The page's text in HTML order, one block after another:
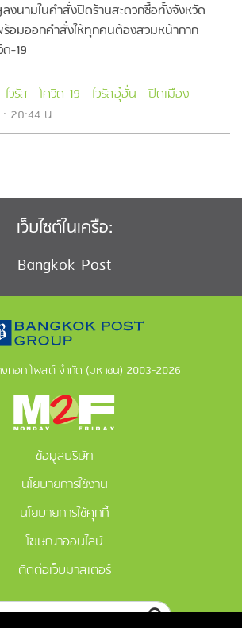
งนามในคำสั่งปิดร้านสะดวกซื้อทั้งจังหวัด
อมออกคำสั่งให้ทุกคนต้องสวมหน้ากาก
-19
ไวรัส โควิด-19 ไวรัสอุ๋ฮั่น ปิดเมือง
20:44 น.
เว็บไซต์ในเครือ:
Bangkok Post
กอก โพสต์ จำกัด (มหาชน) 2003-2026
ข้อมูลบริษัท
นโยบายการใช้งาน
นโยบายการใช้คุกกี้
โฆษณาออนไลน์
ติดต่อเว็บมาสเตอร์